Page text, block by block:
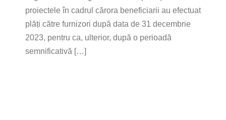
proiectele în cadrul cărora beneficiarii au efectuat
plăți către furnizori după data de 31 decembrie
2023, pentru ca, ulterior, după o perioadă
semnificativă […]